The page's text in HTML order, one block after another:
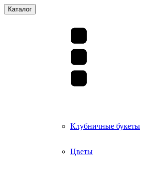
Каталог
Клубничные букеты
Цветы